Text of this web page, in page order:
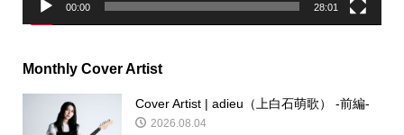
00:00 28:01
Monthly Cover Artist
Cover Artist | adieu（上白石萌歌） -前編-
2026.08.04